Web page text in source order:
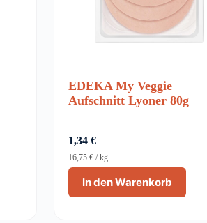
EDEKA My Veggie
Aufschnitt Lyoner 80g
1,34 €
In den Warenkorb
16,75 €/kg